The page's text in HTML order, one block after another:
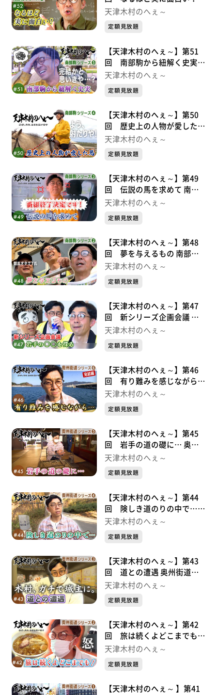
南部駒シリーズ⑥
天津木村のへぇ～
定額見放題
【天津木村のへぇ～】第51
回 南部駒から紐解く史実
南部駒シリーズ⑤
天津木村のへぇ～
定額見放題
【天津木村のへぇ～】第50
回 歴史上の人物が愛した馬
南部駒シリーズ➃
天津木村のへぇ～
定額見放題
【天津木村のへぇ～】第49
回 伝説の馬を求めて 南部
駒シリーズ➂
天津木村のへぇ～
定額見放題
【天津木村のへぇ～】第48
回 夢を与えるもの 南部駒
シリーズ②
天津木村のへぇ～
定額見放題
【天津木村のへぇ～】第47
回 新シリーズ企画会議 岩
手の〇〇を探る
天津木村のへぇ～
定額見放題
【天津木村のへぇ～】第46
回 有り難みを感じながら…
奥州街道シリーズ⑥
天津木村のへぇ～
定額見放題
【天津木村のへぇ～】第45
回 岩手の道の礎に… 奥州
街道シリーズ⑤
天津木村のへぇ～
定額見放題
【天津木村のへぇ～】第44
回 険しき道のりの中で…
奥州街道シリーズ④
天津木村のへぇ～
定額見放題
【天津木村のへぇ～】第43
回 道との遭遇 奥州街道シ
リーズ③
天津木村のへぇ～
定額見放題
【天津木村のへぇ～】第42
回 旅は続くよどこまでも！
奥州街道シリーズ②
天津木村のへぇ～
定額見放題
【天津木村のへぇ～ 】第41